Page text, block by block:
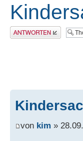
Antwort erstellen
von kim »